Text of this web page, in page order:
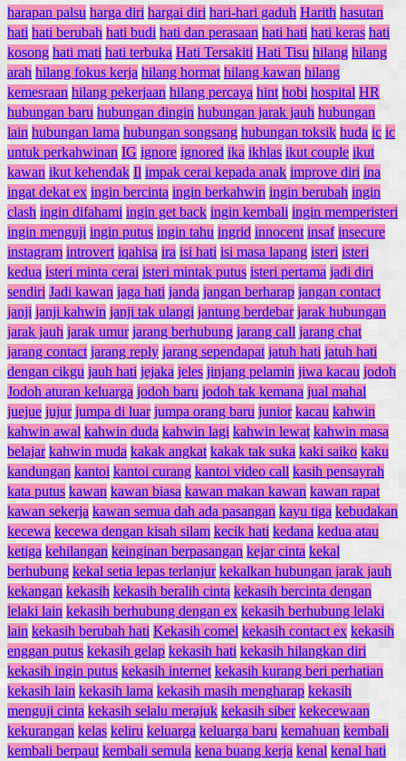
harapan palsu harga diri hargai diri hari-hari gaduh Harith hasutan
hati hati berubah hati budi hati dan perasaan hati hati hati keras hati
kosong hati mati hati terbuka Hati Tersakiti Hati Tisu hilang hilang
arah hilang fokus kerja hilang hormat hilang kawan hilang
kemesraan hilang pekerjaan hilang percaya hint hobi hospital HR
hubungan baru hubungan dingin hubungan jarak jauh hubungan
lain hubungan lama hubungan songsang hubungan toksik huda ic ic
untuk perkahwinan IG ignore ignored ika ikhlas ikut couple ikut
kawan ikut kehendak Il impak cerai kepada anak improve diri ina
ingat dekat ex ingin bercinta ingin berkahwin ingin berubah ingin
clash ingin difahami ingin get back ingin kembali ingin memperisteri
ingin menguji ingin putus ingin tahu ingrid innocent insaf insecure
instagram introvert iqahisa ira isi hati isi masa lapang isteri isteri
kedua isteri minta cerai isteri mintak putus isteri pertama jadi diri
sendiri Jadi kawan jaga hati janda jangan berharap jangan contact
janji janji kahwin janji tak ulangi jantung berdebar jarak hubungan
jarak jauh jarak umur jarang berhubung jarang call jarang chat
jarang contact jarang reply jarang sependapat jatuh hati jatuh hati
dengan cikgu jauh hati jejaka jeles jinjang pelamin jiwa kacau jodoh
Jodoh aturan keluarga jodoh baru jodoh tak kemana jual mahal
juejue jujur jumpa di luar jumpa orang baru junior kacau kahwin
kahwin awal kahwin duda kahwin lagi kahwin lewat kahwin masa
belajar kahwin muda kakak angkat kakak tak suka kaki saiko kaku
kandungan kantoi kantoi curang kantoi video call kasih pensayrah
kata putus kawan kawan biasa kawan makan kawan kawan rapat
kawan sekerja kawan semua dah ada pasangan kayu tiga kebudakan
kecewa kecewa dengan kisah silam kecik hati kedana kedua atau
ketiga kehilangan keinginan berpasangan kejar cinta kekal
berhubung kekal setia lepas terlanjur kekalkan hubungan jarak jauh
kekangan kekasih kekasih beralih cinta kekasih bercinta dengan
lelaki lain kekasih berhubung dengan ex kekasih berhubung lelaki
lain kekasih berubah hati Kekasih comel kekasih contact ex kekasih
enggan putus kekasih gelap kekasih hati kekasih hilangkan diri
kekasih ingin putus kekasih internet kekasih kurang beri perhatian
kekasih lain kekasih lama kekasih masih mengharap kekasih
menguji cinta kekasih selalu merajuk kekasih siber kekecewaan
kekurangan kelas keliru keluarga keluarga baru kemahuan kembali
kembali berpaut kembali semula kena buang kerja kenal kenal hati